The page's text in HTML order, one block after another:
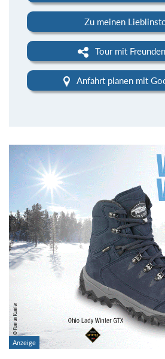
Zu meinen
Tour mit
Anfahrt planen mit